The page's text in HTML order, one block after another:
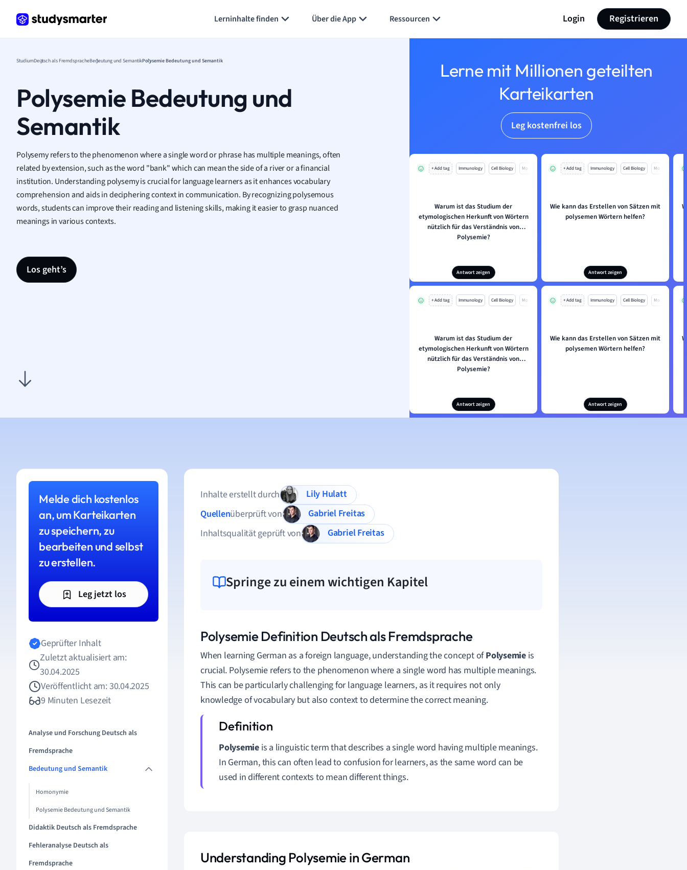
Lerninhalte finden Über die App Ressourcen Login Registrieren
StudiumDeutsch als FremdspracheBedeutung und SemantikPolysemie Bedeutung und Semantik
Polysemie Bedeutung und
Semantik
Polysemy refers to the phenomenon where a single word or phrase has multiple meanings, often
related by extension, such as the word "bank" which can mean the side of a river or a financial
institution. Understanding polysemy is crucial for language learners as it enhances vocabulary
comprehension and aids in deciphering context in communication. By recognizing polysemous
words, students can improve their reading and listening skills, making it easier to grasp nuanced
meanings in various contexts.
Los geht’s
Lerne mit Millionen geteilten
Karteikarten
Leg kostenfrei los
+ Add tag Immunology Cell Biology Mo
Warum ist das Studium der
etymologischen Herkunft von Wörtern
nützlich für das Verständnis von
Polysemie?
Antwort zeigen
+ Add tag Immunology Cell Biology Mo
Wie kann das Erstellen von Sätzen mit
polysemen Wörtern helfen?
Antwort zeigen
+ Add tag Immunology Cell Biology Mo
Warum ist das Studium der
etymologischen Herkunft von Wörtern
nützlich für das Verständnis von
Polysemie?
Antwort zeigen
+ Add tag Immunology Cell Biology Mo
Wie kann das Erstellen von Sätzen mit
polysemen Wörtern helfen?
Antwort zeigen
Melde dich kostenlos
an, um Karteikarten
zu speichern, zu
bearbeiten und selbst
zu erstellen.
Leg jetzt los
Geprüfter Inhalt
Zuletzt aktualisiert am:
30.04.2025
Veröffentlicht am: 30.04.2025
9 Minuten Lesezeit
Analyse und Forschung Deutsch als
Fremdsprache
Bedeutung und Semantik
Homonymie
Polysemie Bedeutung und Semantik
Didaktik Deutsch als Fremdsprache
Fehleranalyse Deutsch als
Fremdsprache
Inhalte erstellt durch
Lily Hulatt
Quellenüberprüft von
Gabriel Freitas
Inhaltsqualität geprüft von
Gabriel Freitas
Springe zu einem wichtigen Kapitel
Polysemie Definition Deutsch als Fremdsprache
When learning German as a foreign language, understanding the concept ofPolysemieis
crucial. Polysemie refers to the phenomenon where a single word has multiple meanings.
This can be particularly challenging for language learners, as it requires not only
knowledge of vocabulary but also context to determine the correct meaning.
Polysemie is a linguistic term that describes a single word having multiple meanings.
In German, this can often lead to confusion for learners, as the same word can be
used in different contexts to mean different things.
Understanding Polysemie in German